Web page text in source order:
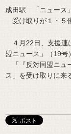
成田駅 「ニュース
受け取りが１・５
４月22日、支援連
盟ニュース」（19号
「『反対同盟ニュ
ス」を受け取りに来